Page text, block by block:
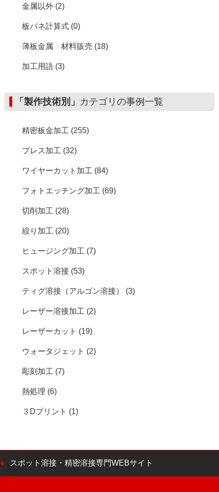
金属以外 (2)
板バネ計算式 (0)
薄板金属 材料販売 (18)
加工用語 (3)
「製作技術別」 カテゴリの事例一覧
精密板金加工 (255)
プレス加工 (32)
ワイヤーカット加工 (84)
フォトエッチング加工 (69)
切削加工 (28)
絞り加工 (20)
ヒュージング加工 (7)
スポット溶接 (53)
ティグ溶接（アルゴン溶接） (3)
レーザー溶接加工 (2)
レーザーカット (19)
ウォータジェット (2)
彫刻加工 (7)
熱処理 (6)
３Dプリント (1)
スポット溶接・精密溶接専門WEBサイト